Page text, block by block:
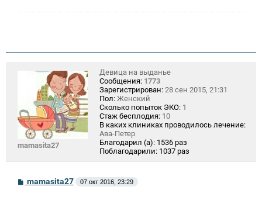
mamasita27
Девица на выданье
Сообщения: 1773
Зарегистрирован: 28 сен 2015, 21:31
Пол: Женский
Сколько попыток ЭКО: 1
Стаж бесплодия: 10
В каких клиниках проводилось лечение:
Ава-Петер
Благодарил (а): 1536 раз
Поблагодарили: 1037 раз
Сmamasita27 07 окт 2016, 23:29